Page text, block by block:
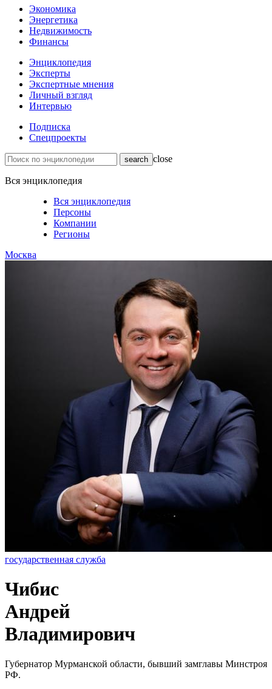
Экономика
Энергетика
Недвижимость
Финансы
Энциклопедия
Эксперты
Экспертные мнения
Личный взгляд
Интервью
Подписка
Спецпроекты
close
Вся энциклопедия
Вся энциклопедия
Персоны
Компании
Регионы
Москва
государственная служба
Чибис
Андрей
Владимирович
Губернатор Мурманской области, бывший замглавы Минстроя
РФ.